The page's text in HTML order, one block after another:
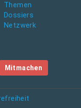
Themen
Dossiers
Netzwerk
Mitmachen